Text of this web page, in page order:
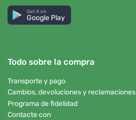
Get it on
Google Play
Todo sobre la compra
Transporte y pago
Cambios, devoluciones y reclamaciones
Programa de fidelidad
Contacte con